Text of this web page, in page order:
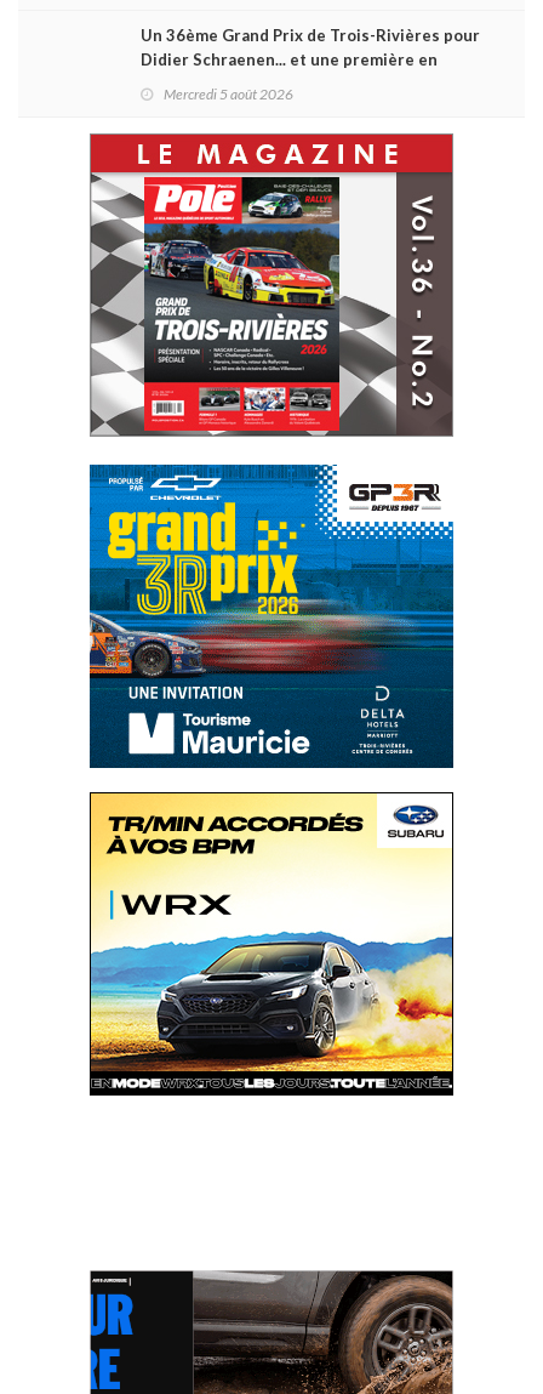
Un 36ème Grand Prix de Trois-Rivières pour
Didier Schraenen... et une première en
Mercredi 5 août 2026